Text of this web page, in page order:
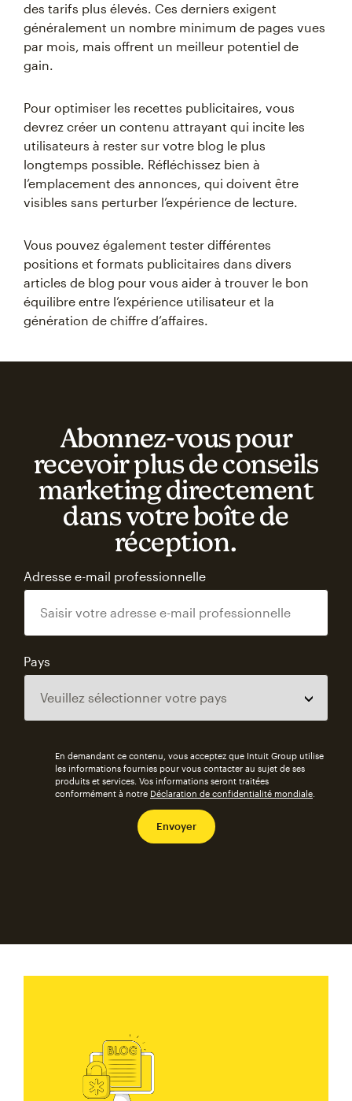
des tarifs plus élevés. Ces derniers exigent
généralement un nombre minimum de pages vues
par mois, mais offrent un meilleur potentiel de
gain.
Pour optimiser les recettes publicitaires, vous
devrez créer un contenu attrayant qui incite les
utilisateurs à rester sur votre blog le plus
longtemps possible. Réfléchissez bien à
l’emplacement des annonces, qui doivent être
visibles sans perturber l’expérience de lecture.
Vous pouvez également tester différentes
positions et formats publicitaires dans divers
articles de blog pour vous aider à trouver le bon
équilibre entre l’expérience utilisateur et la
génération de chiffre d’affaires.
Abonnez‑vous pour
recevoir plus de conseils
marketing directement
dans votre boîte de
réception.
Adresse e-mail professionnelle
Pays
En demandant ce contenu, vous acceptez que Intuit Group utilise
les informations fournies pour vous contacter au sujet de ses
produits et services. Vos informations seront traitées
conformément à notre Déclaration de confidentialité mondiale